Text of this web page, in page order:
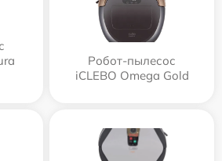
Робот-пылесос
iCLEBO Omega Gold